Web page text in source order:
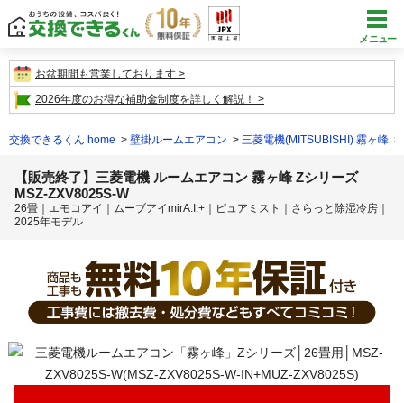
メニュー
お盆期間も営業しております
2026年度のお得な補助金制度を詳しく解説！
交換できるくん home 壁掛ルームエアコン 三菱電機(MITSUBISHI) 霧ヶ峰
【販売終了】三菱電機 ルームエアコン 霧ヶ峰 Zシリーズ
MSZ-ZXV8025S-W
26畳｜エモコアイ｜ムーブアイmirA.I.+｜ピュアミスト｜さらっと除湿冷房｜
2025年モデル